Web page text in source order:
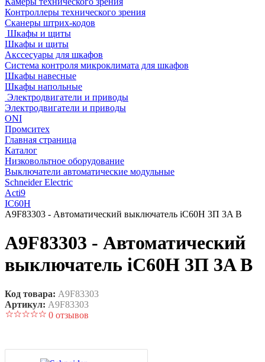
Контроллеры технического зрения
Сканеры штрих-кодов
Шкафы и щиты
Шкафы и щиты
Акссесуары для шкафов
Система контроля микроклимата для шкафов
Шкафы навесные
Шкафы напольные
Электродвигатели и приводы
Электродвигатели и приводы
ONI
Промситех
Главная страница
Каталог
Низковольтное оборудование
Выключатели автоматические модульные
Schneider Electric
Acti9
IC60H
A9F83303 - Автоматический выключатель iC60H 3П 3A B
A9F83303 - Автоматический
выключатель iC60H 3П 3A B
Код товара: A9F83303
Артикул: A9F83303
0 отзывов